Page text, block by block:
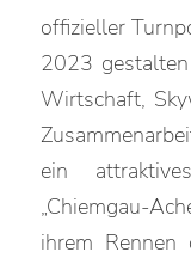
offizieller
2023
Wirtschaft,
ein
„Chiemgau-
ihrem